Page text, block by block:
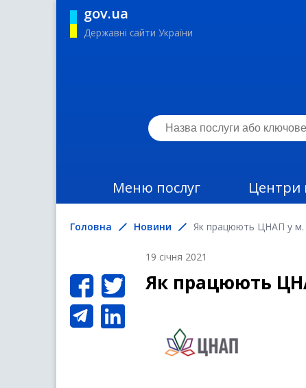
gov.ua
Державні сайти України
Меню послуг Центри
Головна Новини Як працюють ЦНАП у м.
19 січня 2021
Як працюють